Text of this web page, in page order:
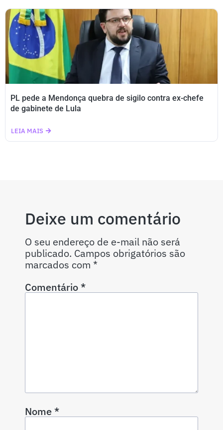
PL pede a Mendonça quebra de sigilo contra ex-chefe
de gabinete de Lula
LEIA MAIS
Deixe um comentário
O seu endereço de e-mail não será
publicado. Campos obrigatórios são
marcados com *
Comentário*
Nome*